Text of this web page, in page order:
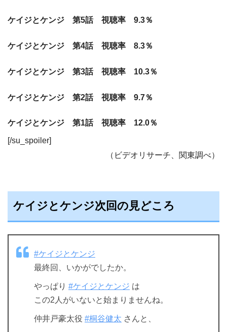
ケイジとケンジ 第5話 視聴率 9.3％
ケイジとケンジ 第4話 視聴率 8.3％
ケイジとケンジ 第3話 視聴率 10.3％
ケイジとケンジ 第2話 視聴率 9.7％
ケイジとケンジ 第1話 視聴率 12.0％
[/su_spoiler]
（ビデオリサーチ、関東調べ）
ケイジとケンジ次回の見どころ
#ケイジとケンジ
最終回、いかがでしたか。
やっぱり #ケイジとケンジ は
この2人がいないと始まりませんね。
仲井戸豪太役 #桐谷健太 さんと、